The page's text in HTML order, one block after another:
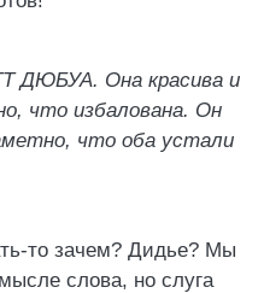
ДЮБУА. Она красива и
что избалована. Он
что оба устали
то зачем? Дидье? Мы
слова, но слуга